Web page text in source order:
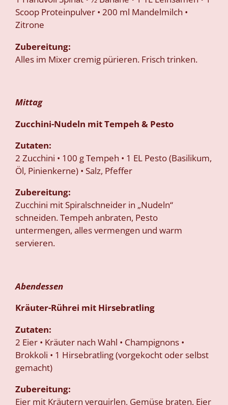
Scoop Proteinpulver • 200 ml Mandelmilch •
Zitrone
Zubereitung:
Alles im Mixer cremig pürieren. Frisch trinken.
Mittag
Zucchini-Nudeln mit Tempeh & Pesto
Zutaten:
2 Zucchini • 100 g Tempeh • 1 EL Pesto (Basilikum,
Öl, Pinienkerne) • Salz, Pfeffer
Zubereitung:
Zucchini mit Spiralschneider in „Nudeln“
schneiden. Tempeh anbraten, Pesto
untermengen, alles vermengen und warm
servieren.
Abendessen
Kräuter-Rührei mit Hirsebratling
Zutaten:
2 Eier • Kräuter nach Wahl • Champignons •
Brokkoli • 1 Hirsebratling (vorgekocht oder selbst
gemacht)
Zubereitung:
Eier mit Kräutern verquirlen, Gemüse braten, Eier